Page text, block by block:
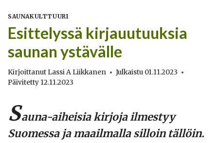
SAUNAKULTTUURI
Esittelyssä kirjauutuuksia
saunan ystävälle
Kirjoittanut Lassi A Liikkanen Julkaistu 01.11.2023
Päivitetty 12.11.2023
Sauna-aiheisia kirjoja ilmestyy
Suomessa ja maailmalla silloin tällöin.